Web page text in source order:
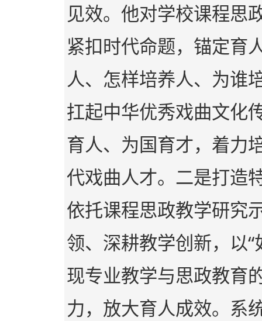
见效。他对学校课程思
紧扣时代命题，锚定育
人、怎样培养人、为谁
扛起中华优秀戏曲文化
育人、为国育才，着力
代戏曲人才。二是打造
依托课程思政教学研究
领、深耕教学创新，以
现专业教学与思政教育
力，放大育人成效。系